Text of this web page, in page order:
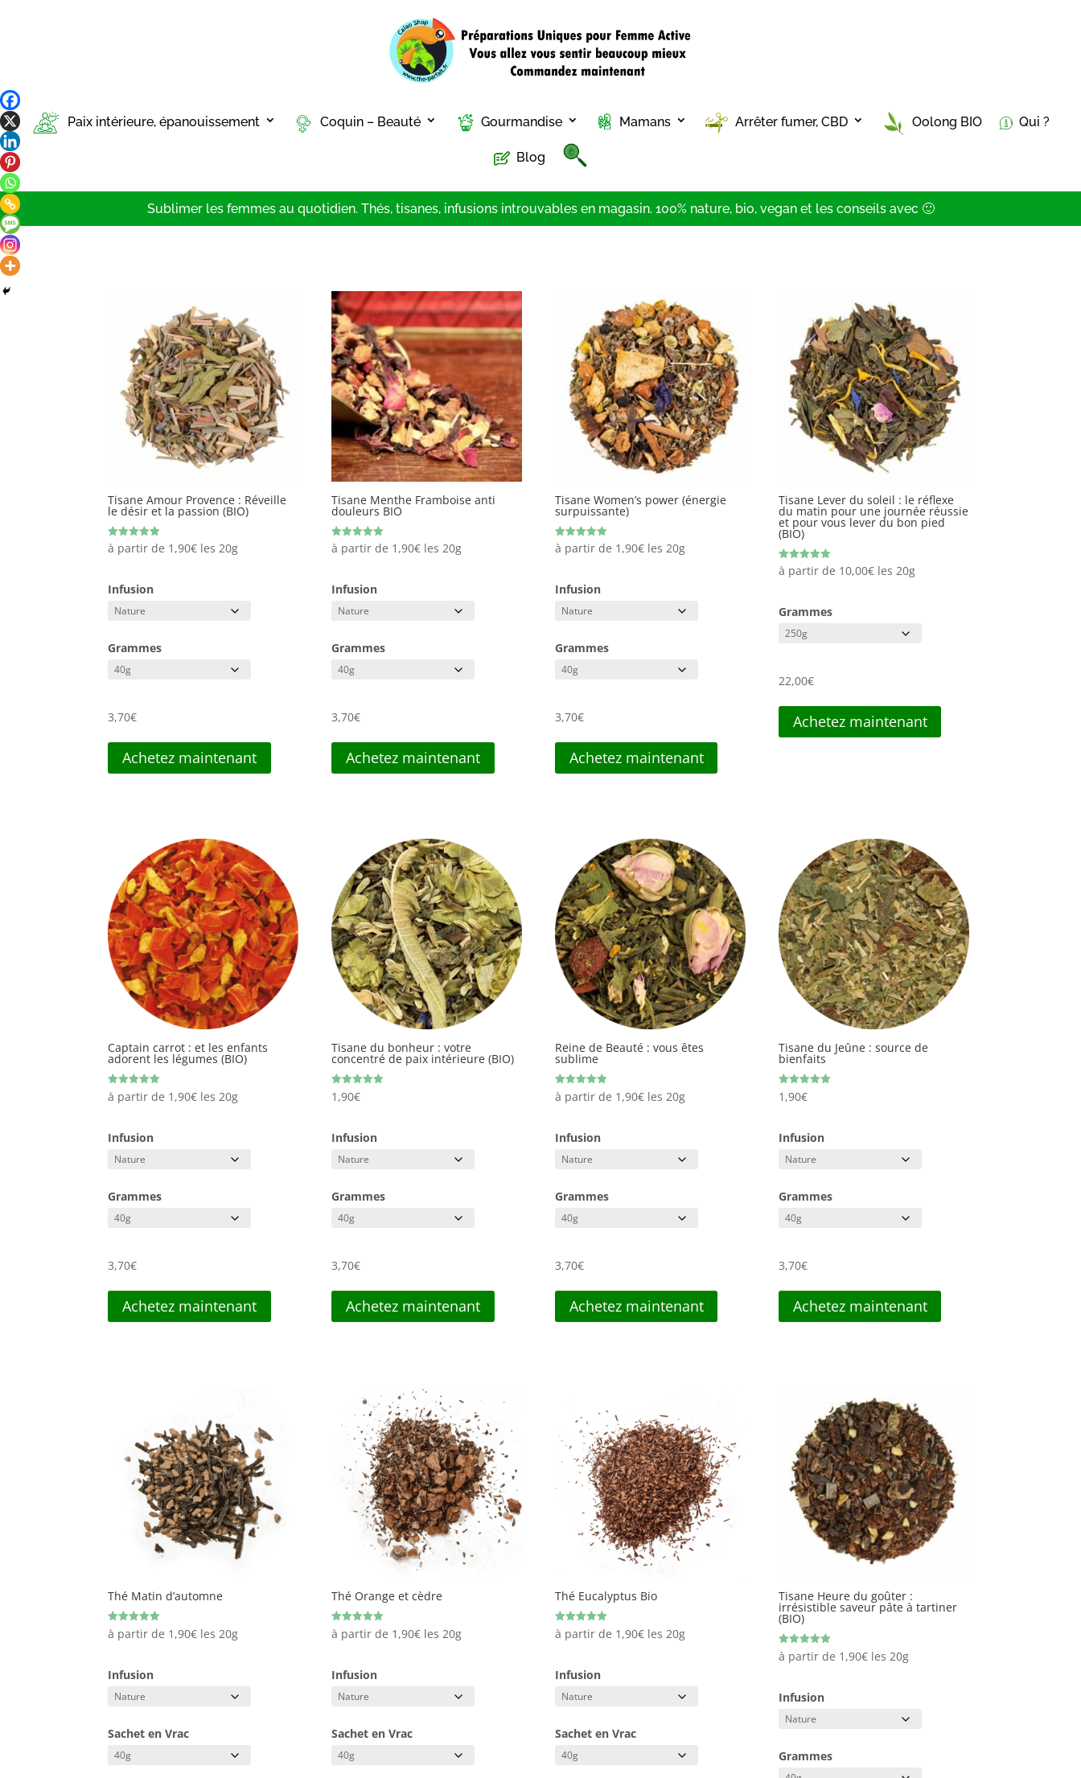
Paix intérieure, épanouissement Coquin – Beauté Gourmandise Mamans Arrêter fumer, CBD Oolong BIO Qui ?
Blog
Sublimer les femmes au quotidien. Thés, tisanes, infusions introuvables en magasin. 100% nature, bio, vegan et les conseils avec 🙂
Tisane Amour Provence : Réveille
le désir et la passion (BIO)
Note
5.00
à partir de 1,90€ les 20g
Infusion
Grammes
3,70€
Achetez maintenant
Tisane Menthe Framboise anti
douleurs BIO
Note
5.00
à partir de 1,90€ les 20g
Infusion
Grammes
3,70€
Achetez maintenant
Tisane Women’s power (énergie
surpuissante)
Note
5.00
à partir de 1,90€ les 20g
Infusion
Grammes
3,70€
Achetez maintenant
Tisane Lever du soleil : le réflexe
du matin pour une journée réussie
et pour vous lever du bon pied
(BIO)
Note
5.00
à partir de 10,00€ les 20g
Grammes
22,00€
Achetez maintenant
Captain carrot : et les enfants
adorent les légumes (BIO)
Note
5.00
à partir de 1,90€ les 20g
Infusion
Grammes
3,70€
Achetez maintenant
Tisane du bonheur : votre
concentré de paix intérieure (BIO)
Note
5.00
1,90€
Infusion
Grammes
3,70€
Achetez maintenant
Reine de Beauté : vous êtes
sublime
Note
5.00
à partir de 1,90€ les 20g
Infusion
Grammes
3,70€
Achetez maintenant
Tisane du Jeûne : source de
bienfaits
Note
5.00
1,90€
Infusion
Grammes
3,70€
Achetez maintenant
Thé Matin d’automne
Note
5.00
à partir de 1,90€ les 20g
Infusion
Sachet en Vrac
Thé Orange et cèdre
Note
5.00
à partir de 1,90€ les 20g
Infusion
Sachet en Vrac
Thé Eucalyptus Bio
Note
5.00
à partir de 1,90€ les 20g
Infusion
Sachet en Vrac
Tisane Heure du goûter :
irrésistible saveur pâte à tartiner
(BIO)
Note
5.00
à partir de 1,90€ les 20g
Infusion
Grammes